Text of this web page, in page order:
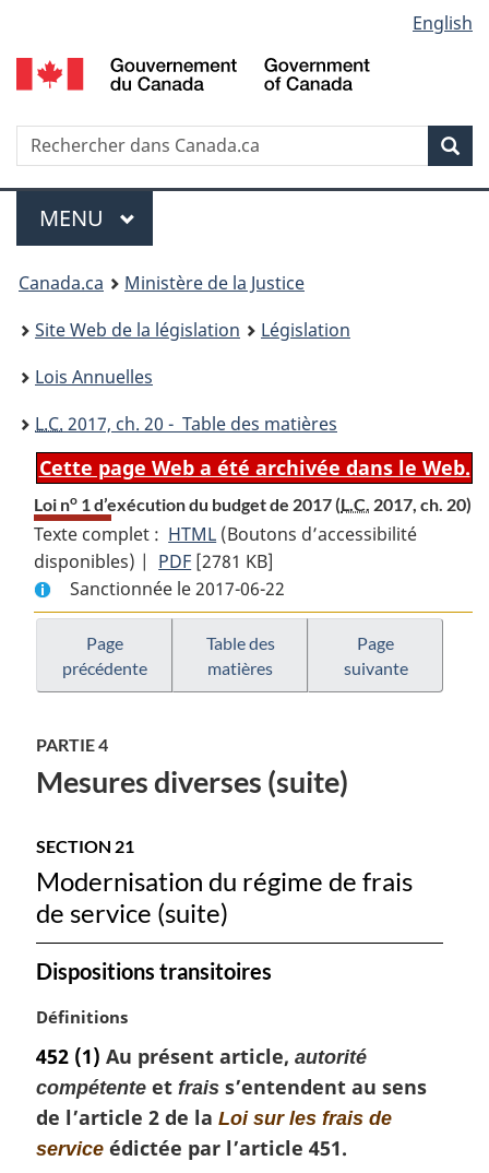
au
contenu
propos
de
la
HTML
simplifiée
selection
English
Recherche
Menu
MENU PRINCIPAL
You
are
here:
Canada.ca
Ministère de la Justice
Site Web de la législation
Législation
Lois Annuelles
L.C. 2017, ch. 20 - Table des matières
Cette page Web a été archivée dans le Web.
Loi no 1 d’exécution du budget de 2017 (L.C. 2017, ch. 20)
Texte complet : HTML Texte
complet
:
Loi
no
1
d’exécution
de
(Boutons d’accessibilité
disponibles) | PDF Texte
complet
:
Loi
o
1
budget
[2781 KB]
Sanctionnée le 2017-06-22
Page
précédente
Table des
matières
Page
suivante
PARTIE 4
Mesures diverses (suite)
SECTION 21
Modernisation du régime de frais
de service (suite)
Dispositions transitoires
N
t
e
m
r
Définitions
452 (1) Au présent article, autorité
compétente et frais s’entendent au sens
de l’article 2 de la Loi sur les frais de
service édictée par l’article 451.